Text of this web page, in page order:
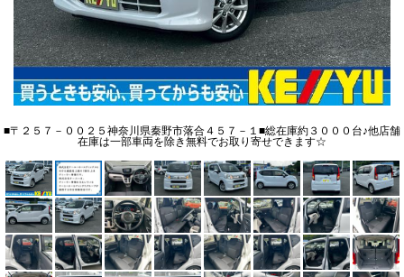
■〒２５７－００２５神奈川県秦野市落合４５７－１■総在庫約３０００台♪他店舗
在庫は一部車両を除き無料でお取り寄せできます☆